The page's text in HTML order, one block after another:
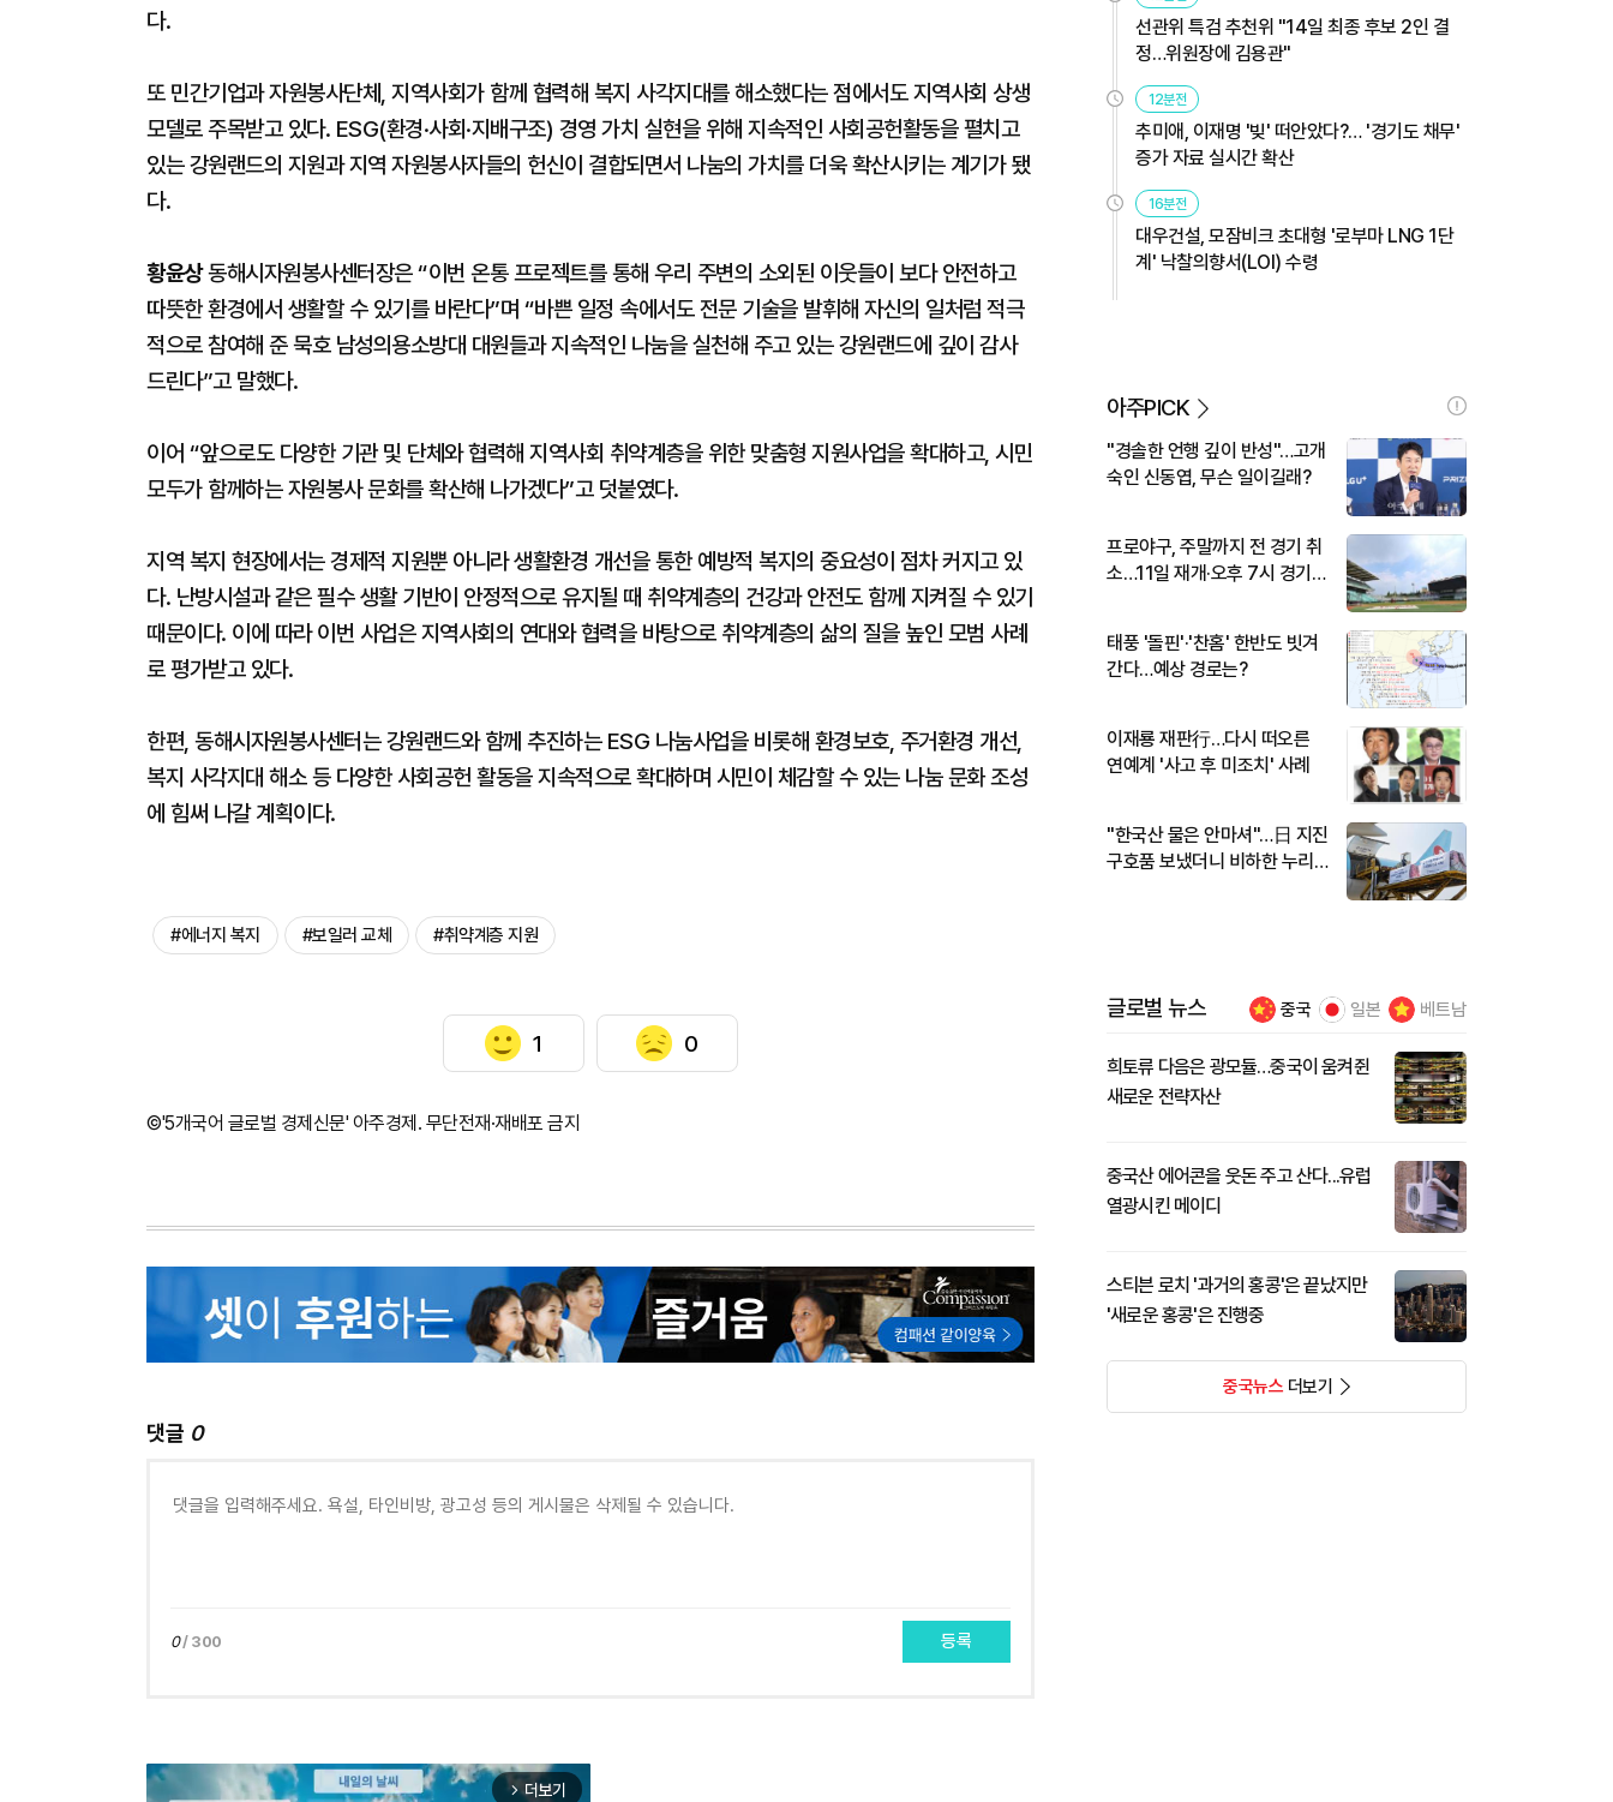
다.
또 민간기업과 자원봉사단체, 지역사회가 함께 협력해 복지 사각지대를 해소했다는 점에서도 지역사회 상생
모델로 주목받고 있다. ESG(환경·사회·지배구조) 경영 가치 실현을 위해 지속적인 사회공헌활동을 펼치고
있는 강원랜드의 지원과 지역 자원봉사자들의 헌신이 결합되면서 나눔의 가치를 더욱 확산시키는 계기가 됐
다.
황윤상동해시자원봉사센터장은 “이번 온통 프로젝트를 통해 우리 주변의 소외된 이웃들이 보다 안전하고
따뜻한 환경에서 생활할 수 있기를 바란다”며 “바쁜 일정 속에서도 전문 기술을 발휘해 자신의 일처럼 적극
적으로 참여해 준 묵호 남성의용소방대 대원들과 지속적인 나눔을 실천해 주고 있는 강원랜드에 깊이 감사
드린다”고 말했다.
이어 “앞으로도 다양한 기관 및 단체와 협력해 지역사회 취약계층을 위한 맞춤형 지원사업을 확대하고, 시민
모두가 함께하는 자원봉사 문화를 확산해 나가겠다”고 덧붙였다.
지역 복지 현장에서는 경제적 지원뿐 아니라 생활환경 개선을 통한 예방적 복지의 중요성이 점차 커지고 있
다. 난방시설과 같은 필수 생활 기반이 안정적으로 유지될 때 취약계층의 건강과 안전도 함께 지켜질 수 있기
때문이다. 이에 따라 이번 사업은 지역사회의 연대와 협력을 바탕으로 취약계층의 삶의 질을 높인 모범 사례
로 평가받고 있다.
한편, 동해시자원봉사센터는 강원랜드와 함께 추진하는 ESG 나눔사업을 비롯해 환경보호, 주거환경 개선,
복지 사각지대 해소 등 다양한 사회공헌 활동을 지속적으로 확대하며 시민이 체감할 수 있는 나눔 문화 조성
에 힘써 나갈 계획이다.
#에너지 복지 #보일러 교체 #취약계층 지원
1 0
©'5개국어 글로벌 경제신문' 아주경제. 무단전재·재배포 금지
댓글 0
0/ 300 등록
arrow_forward_ios 더보기
선관위 특검 추천위 "14일 최종 후보 2인 결
정…위원장에 김용관"
12분전
추미애, 이재명 '빚' 떠안았다?… '경기도 채무'
증가 자료 실시간 확산
16분전
대우건설, 모잠비크 초대형 '로부마 LNG 1단
계' 낙찰의향서(LOI) 수령
아주PICK
"경솔한 언행 깊이 반성"…고개
숙인 신동엽, 무슨 일이길래?
프로야구, 주말까지 전 경기 취
소…11일 재개·오후 7시 경기
태풍 '돌핀'·'찬홈' 한반도 빗겨
간다…예상 경로는?
이재룡 재판行…다시 떠오른
연예계 '사고 후 미조치' 사례
"한국산 물은 안마셔"…日 지진
구호품 보냈더니 비하한 누리
글로벌 뉴스 중국 일본 베트남
희토류 다음은 광모듈…중국이 움켜쥔
새로운 전략자산
중국산 에어콘을 웃돈 주고 산다...유럽
열광시킨 메이디
스티븐 로치 '과거의 홍콩'은 끝났지만
'새로운 홍콩'은 진행중
중국뉴스더보기